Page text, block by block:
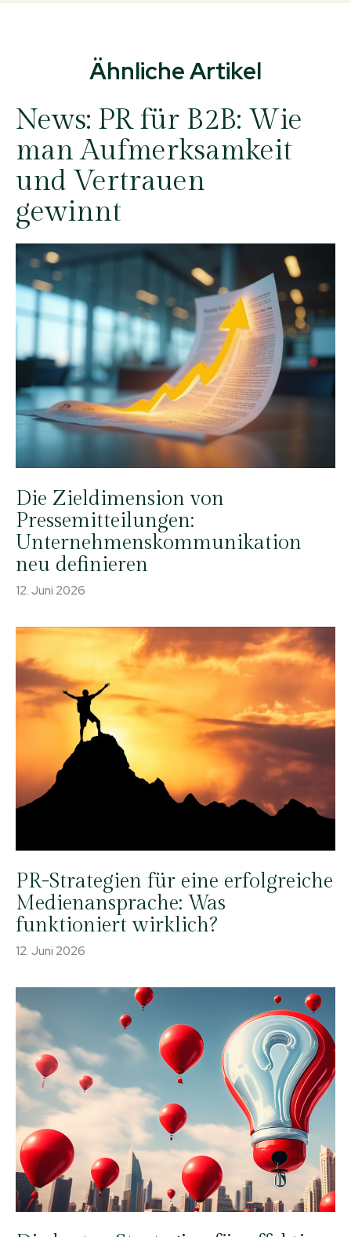
Ähnliche Artikel
News: PR für B2B: Wie
man Aufmerksamkeit
und Vertrauen
gewinnt
Die Zieldimension von
Pressemitteilungen:
Unternehmenskommunikation
neu definieren
12. Juni 2026
PR-Strategien für eine erfolgreiche
Medienansprache: Was
funktioniert wirklich?
12. Juni 2026